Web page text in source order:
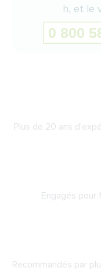
h, et le
Plus de 20 ans
Engagés pour
Recommandés par